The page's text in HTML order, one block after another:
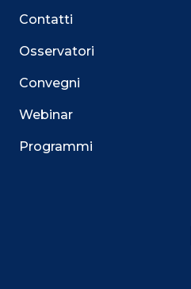
Contatti
Osservatori
Convegni
Webinar
Programmi